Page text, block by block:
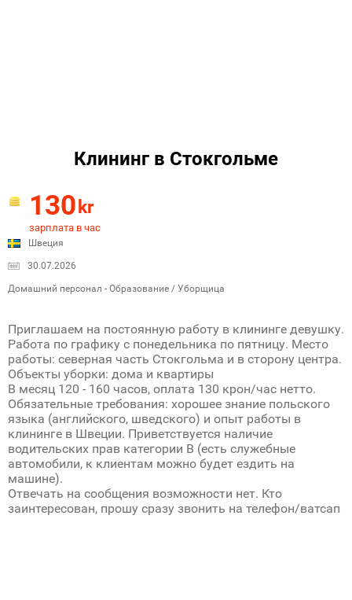
Клининг в Стокгольме
130 kr
зарплата в час
Швеция
30.07.2026
Домашний персонал - Образование / Уборщица
Приглашаем на постоянную работу в клининге девушку.
Работа по графику с понедельника по пятницу. Место
работы: северная часть Стокгольма и в сторону центра.
Объекты уборки: дома и квартиры
В месяц 120 - 160 часов, оплата 130 крон/час нетто.
Обязательные требования: хорошее знание польского
языка (английского, шведского) и опыт работы в
клининге в Швеции. Приветствуется наличие
водительских прав категории В (есть служебные
автомобили, к клиентам можно будет ездить на
машине).
Отвечать на сообщения возможности нет. Кто
заинтересован, прошу сразу звонить на телефон/ватсап